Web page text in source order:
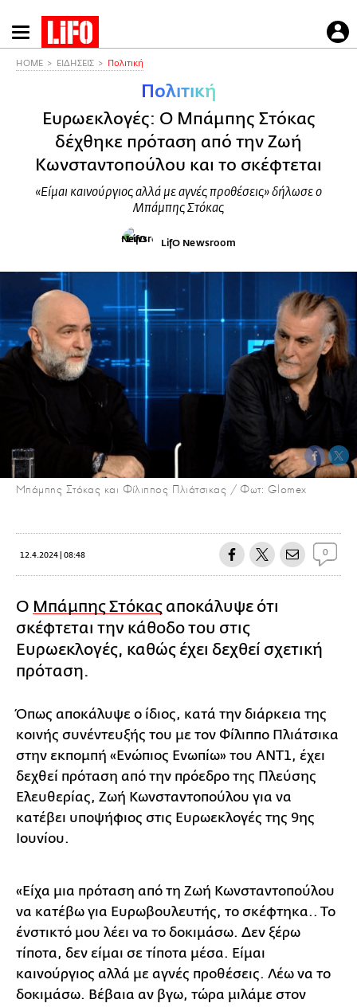
Παράκαμψη
προς
HOME ΕΙΔΗΣΕΙΣ Πολιτική
Πολιτική
Ευρωεκλογές: Ο Μπάμπης Στόκας
δέχθηκε πρόταση από την Ζωή
Κωνσταντοπούλου και το σκέφτεται
«Είμαι καινούργιος αλλά με αγνές προθέσεις» δήλωσε ο
Μπάμπης Στόκας
LifO Newsroom
Μπάμπης Στόκας και Φίλιππος Πλιάτσικας / Φωτ: Glomex
12.4.2024 | 08:48 0
Ο Μπάμπης Στόκας αποκάλυψε ότι
σκέφτεται την κάθοδο του στις
Ευρωεκλογές, καθώς έχει δεχθεί σχετική
πρόταση.
Όπως αποκάλυψε ο ίδιος, κατά την διάρκεια της
κοινής συνέντευξής του με τον Φίλιππο Πλιάτσικα
στην εκπομπή «Ενώπιος Ενωπίω» του ΑΝΤ1, έχει
δεχθεί πρόταση από την πρόεδρο της Πλεύσης
Ελευθερίας, Ζωή Κωνσταντοπούλου για να
κατέβει υποψήφιος στις Ευρωεκλογές της 9ης
Ιουνίου.
«Είχα μια πρόταση από τη Ζωή Κωνσταντοπούλου
να κατέβω για Ευρωβουλευτής, το σκέφτηκα.. Το
ένστικτό μου λέει να το δοκιμάσω. Δεν ξέρω
τίποτα, δεν είμαι σε τίποτα μέσα. Είμαι
καινούργιος αλλά με αγνές προθέσεις. Λέω να το
δοκιμάσω. Βέβαια αν βγω, τώρα μιλάμε στον